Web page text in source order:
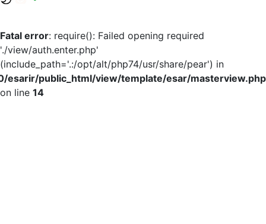
Fatal error: require(): Failed opening required
'./view/auth.enter.php'
(include_path='.:/opt/alt/php74/usr/share/pear') in
/home10/esarir/public_html/view/template/esar/
on line